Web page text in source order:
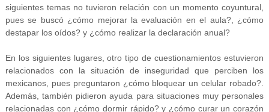
siguientes temas no tuvieron relación con un momento coyuntural,
pues se buscó ¿cómo mejorar la evaluación en el aula?, ¿cómo
destapar los oídos? y ¿cómo realizar la declaración anual?
En los siguientes lugares, otro tipo de cuestionamientos estuvieron
relacionados con la situación de inseguridad que perciben los
mexicanos, pues preguntaron ¿cómo bloquear un celular robado?.
Además, también pidieron ayuda para situaciones muy personales
relacionadas con ¿cómo dormir rápido? y ¿cómo curar un corazón